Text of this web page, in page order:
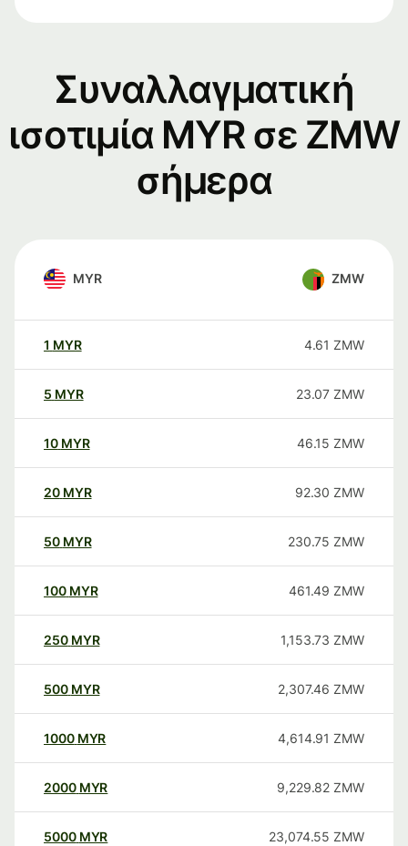
Συναλλαγματική
ισοτιμία MYR σε ZMW
σήμερα
MYR ZMW
1 MYR 4.61 ZMW
5 MYR 23.07 ZMW
10 MYR 46.15 ZMW
20 MYR 92.30 ZMW
50 MYR 230.75 ZMW
100 MYR 461.49 ZMW
250 MYR 1,153.73 ZMW
500 MYR 2,307.46 ZMW
1000 MYR 4,614.91 ZMW
2000 MYR 9,229.82 ZMW
5000 MYR 23,074.55 ZMW